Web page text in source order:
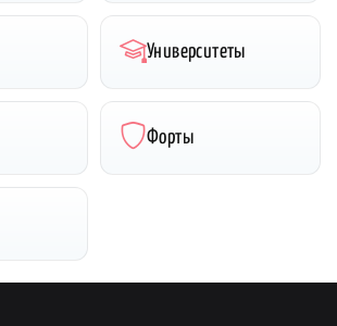
Университеты
Форты